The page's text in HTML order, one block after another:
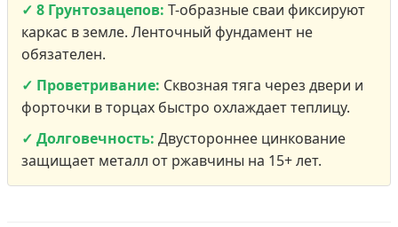
✓ 8 Грунтозацепов: Т-образные сваи фиксируют
каркас в земле. Ленточный фундамент не
обязателен.
✓ Проветривание: Сквозная тяга через двери и
форточки в торцах быстро охлаждает теплицу.
✓ Долговечность: Двустороннее цинкование
защищает металл от ржавчины на 15+ лет.